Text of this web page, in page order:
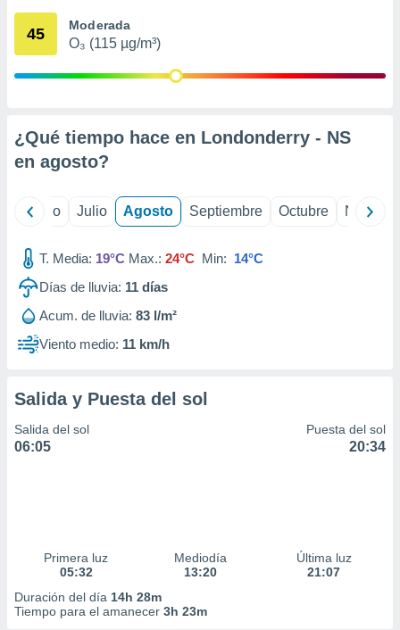
mediante
publicidad
1199
45 Moderada
O₃ (115 µg/m³)
¿Qué tiempo hace en Londonderry - NS
en agosto?
Junio Julio Agosto Septiembre Octubre
T. Media: 19°C Max.: 24°C Min: 14°C
Días de lluvia: 11 días
Acum. de lluvia: 83 l/m²
Viento medio: 11 km/h
Salida y Puesta del sol
Salida del sol
06:05
Puesta del sol
20:34
Primera luz
05:32
Mediodía
13:20
Última luz
21:07
Duración del día 14h 28m
Tiempo para el amanecer 3h 23m